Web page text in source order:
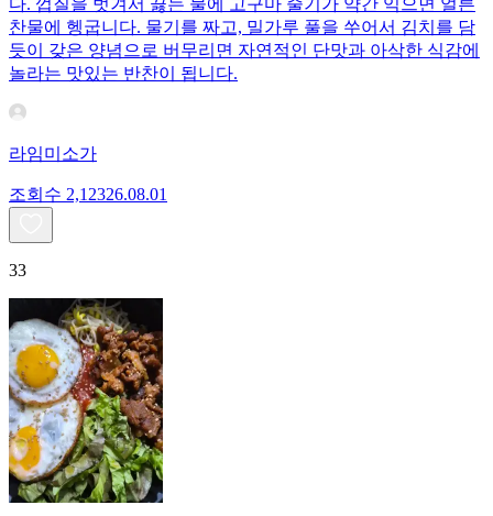
찬물에 헹굽니다. 물기를 짜고, 밀가루 풀을 쑤어서 김치를 담
듯이 갖은 양념으로 버무리면 자연적인 단맛과 아삭한 식감에
놀라는 맛있는 반찬이 됩니다.
라임미소가
조회수 2,12326.08.01
33